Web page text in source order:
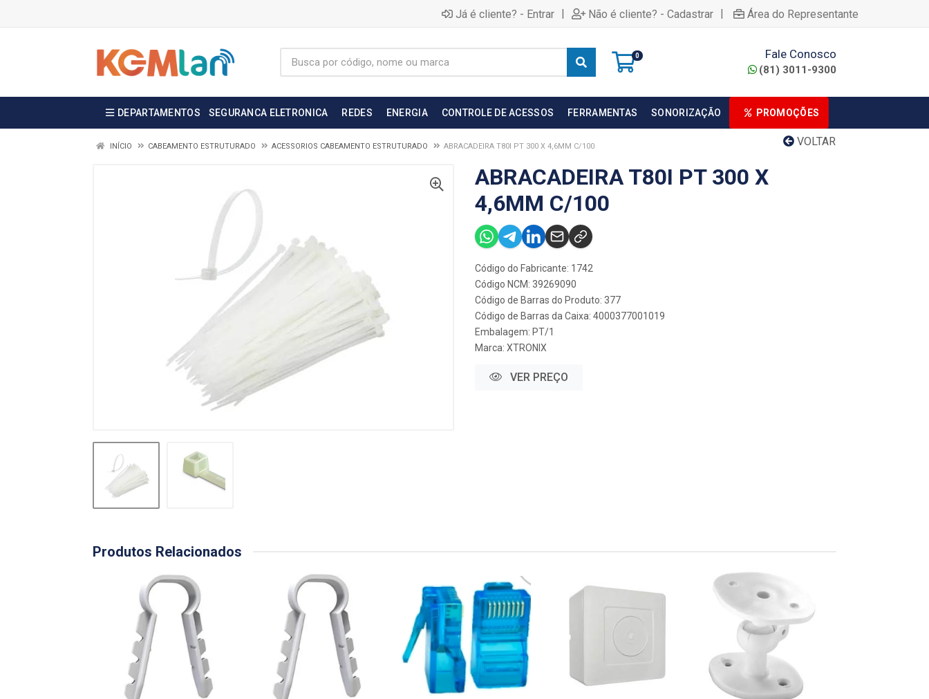
Já é cliente? - Entrar | Não é cliente? - Cadastrar | Área do Representante
0 Fale Conosco
(81) 3011-9300
DEPARTAMENTOS SEGURANCA ELETRONICA REDES ENERGIA CONTROLE DE ACESSOS FERRAMENTAS SONORIZAÇÃO PROMOÇÕES
VOLTAR
INÍCIO CABEAMENTO ESTRUTURADO ACESSORIOS CABEAMENTO ESTRUTURADO ABRACADEIRA T80I PT 300 X 4,6MM C/100
ABRACADEIRA T80I PT 300 X
4,6MM C/100
Código do Fabricante: 1742
Código NCM: 39269090
Código de Barras do Produto: 377
Código de Barras da Caixa: 4000377001019
Embalagem: PT/1
Marca: XTRONIX
VER PREÇO
Produtos Relacionados